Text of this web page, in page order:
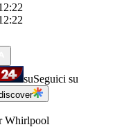
suSeguici su
Whirlpool